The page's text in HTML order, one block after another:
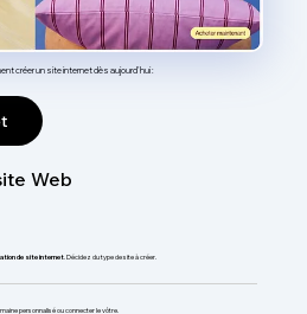
internet ?
créer un site internet dès aujourd'hui :
Web
de site internet. Décidez du type de site à créer.
personnalisé ou connecter le vôtre.